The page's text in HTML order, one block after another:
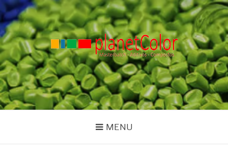
Pular
para
o
conteúdo
PLANET COLOR
Blog
MENU